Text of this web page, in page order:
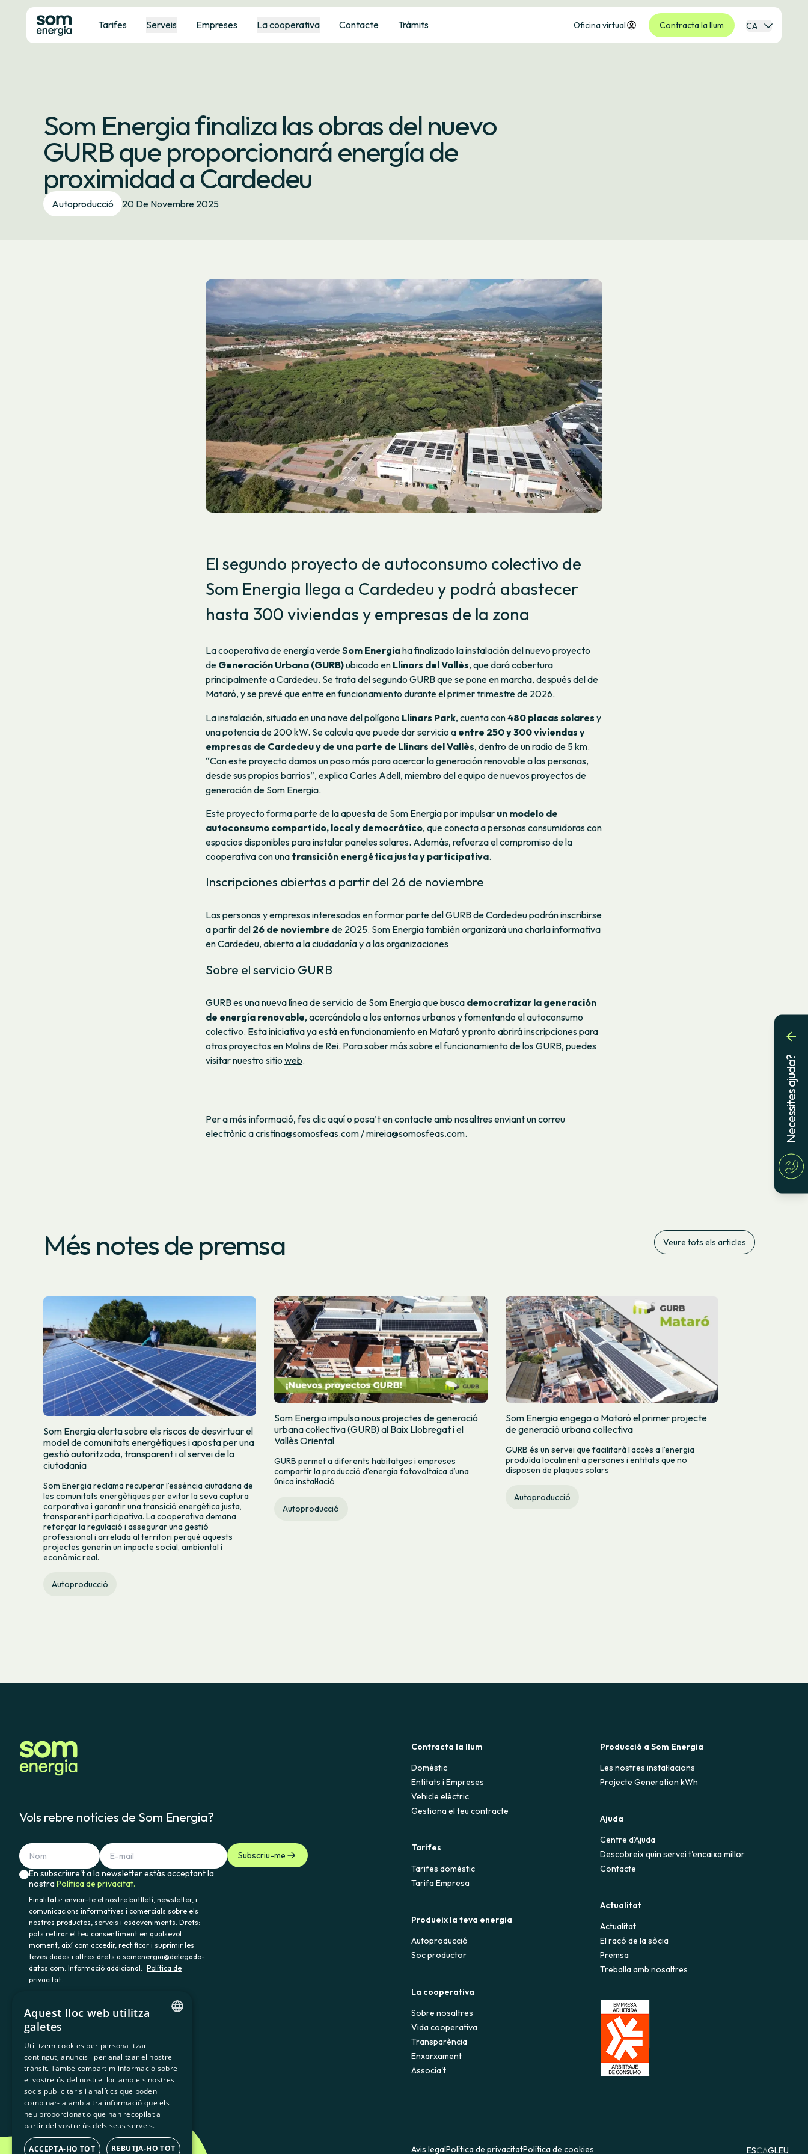
Tarifes Serveis Empreses La cooperativa Contacte Tràmits Oficina virtual Contracta la llum CA
Som Energia finaliza las obras del nuevo
GURB que proporcionará energía de
proximidad a Cardedeu
Autoproducció 20 De Novembre 2025
El segundo proyecto de autoconsumo colectivo de
Som Energia llega a Cardedeu y podrá abastecer
hasta 300 viviendas y empresas de la zona
La cooperativa de energía verdeSom Energiaha finalizado la instalación del nuevo proyecto
de Generación Urbana (GURB)ubicado en Llinars del Vallès, que dará cobertura
principalmente a Cardedeu. Se trata del segundo GURB que se pone en marcha, después del de
Mataró, y se prevé que entre en funcionamiento durante el primer trimestre de 2026.
La instalación, situada en una nave del polígono Llinars Park, cuenta con480 placas solares y
una potencia de 200 kW. Se calcula que puede dar servicio a entre 250 y 300 viviendas y
empresas de Cardedeu y de una parte de Llinars del Vallès, dentro de un radio de 5 km.
“Con este proyecto damos un paso más para acercar la generación renovable a las personas,
desde sus propios barrios”, explica Carles Adell, miembro del equipo de nuevos proyectos de
generación de Som Energia.
Este proyecto forma parte de la apuesta de Som Energia por impulsar un modelo de
autoconsumo compartido, local y democrático, que conecta a personas consumidoras con
espacios disponibles para instalar paneles solares. Además, refuerza el compromiso de la
cooperativa con una transición energética justa y participativa.
Inscripciones abiertas a partir del 26 de noviembre
Las personas y empresas interesadas en formar parte del GURB de Cardedeu podrán inscribirse
a partir del 26 de noviembre de 2025. Som Energia también organizará una charla informativa
en Cardedeu, abierta a la ciudadanía y a las organizaciones
Sobre el servicio GURB
GURB es una nueva línea de servicio de Som Energia que busca democratizar la generación
de energía renovable, acercándola a los entornos urbanos y fomentando el autoconsumo
colectivo. Esta iniciativa ya está en funcionamiento en Mataró y pronto abrirá inscripciones para
otros proyectos en Molins de Rei. Para saber más sobre el funcionamiento de los GURB, puedes
visitar nuestro sitio web.
Per a més informació, fes clic aquí o posa’t en contacte amb nosaltres enviant un correu
electrònic a cristina@somosfeas.com / mireia@somosfeas.com.
Més notes de premsa Veure tots els articles
Som Energia alerta sobre els riscos de desvirtuar el
model de comunitats energètiques i aposta per una
gestió autoritzada, transparent i al servei de la
ciutadania
Som Energia reclama recuperar l’essència ciutadana de
les comunitats energètiques per evitar la seva captura
corporativa i garantir una transició energètica justa,
transparent i participativa. La cooperativa demana
reforçar la regulació i assegurar una gestió
professional i arrelada al territori perquè aquests
projectes generin un impacte social, ambiental i
econòmic real.
Autoproducció
Som Energia impulsa nous projectes de generació
urbana col·lectiva (GURB) al Baix Llobregat i el
Vallès Oriental
GURB permet a diferents habitatges i empreses
compartir la producció d’energia fotovoltaica d’una
única instal·lació
Autoproducció
Som Energia engega a Mataró el primer projecte
de generació urbana col·lectiva
GURB és un servei que facilitarà l’accés a l’energia
produïda localment a persones i entitats que no
disposen de plaques solars
Autoproducció
Vols rebre notícies de Som Energia?
Subscriu-me
En subscriure't a la newsletter estàs acceptant la
nostraPolítica de privacitat.
Finalitats: enviar-te el nostre butlletí, newsletter, i
comunicacions informatives i comercials sobre els
nostres productes, serveis i esdeveniments. Drets:
pots retirar el teu consentiment en qualsevol
moment, així com accedir, rectificar i suprimir les
teves dades i altres drets a somenergia@delegado-
datos.com. Informació addicional: Política de
privacitat.
900 103 605
Contracta la llum
Domèstic
Entitats i Empreses
Vehicle elèctric
Gestiona el teu contracte
Tarifes
Tarifes domèstic
Tarifa Empresa
Produeix la teva energia
Autoproducció
Soc productor
La cooperativa
Sobre nosaltres
Vida cooperativa
Transparència
Enxarxament
Associa't
Producció a Som Energia
Les nostres instal·lacions
Projecte Generation kWh
Ajuda
Centre d'Ajuda
Descobreix quin servei t'encaixa millor
Contacte
Actualitat
Actualitat
El racó de la sòcia
Premsa
Treballa amb nosaltres
Avis legalPolítica de privacitatPolítica de cookies ESCAGLEU
Necessites ajuda?
SPANISH
GL
BASQUE
Aquest lloc web utilitza
galetes
Utilitzem cookies per personalitzar
contingut, anuncis i per analitzar el nostre
trànsit. També compartim informació sobre
el vostre ús del nostre lloc amb els nostres
socis publicitaris i analítics que poden
combinar-la amb altra informació que els
heu proporcionat o que han recopilat a
partir del vostre ús dels seus serveis.
ACCEPTA-HO TOT REBUTJA-HO TOT